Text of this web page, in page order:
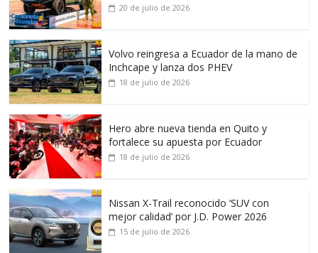
20 de julio de 2026
Volvo reingresa a Ecuador de la mano de
Inchcape y lanza dos PHEV
18 de julio de 2026
Hero abre nueva tienda en Quito y
fortalece su apuesta por Ecuador
18 de julio de 2026
Nissan X-Trail reconocido ‘SUV con
mejor calidad’ por J.D. Power 2026
15 de julio de 2026